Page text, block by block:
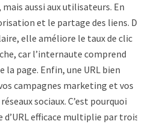
aussi aux utilisateurs. En
et le partage des liens. De
elle améliore le taux de clic
car l’internaute comprend
page. Enfin, une URL bien
campagnes marketing et vos
sociaux. C’est pourquoi
efficace multiplie par trois